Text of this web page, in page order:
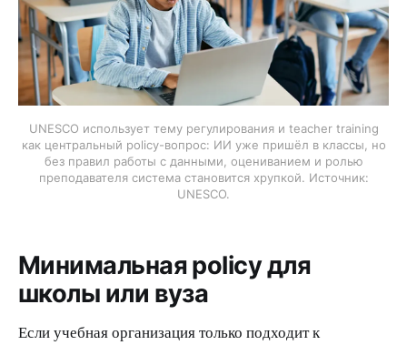
UNESCO использует тему регулирования и teacher training
как центральный policy-вопрос: ИИ уже пришёл в классы, но
без правил работы с данными, оцениванием и ролью
преподавателя система становится хрупкой. Источник:
UNESCO.
Минимальная policy для
школы или вуза
Если учебная организация только подходит к